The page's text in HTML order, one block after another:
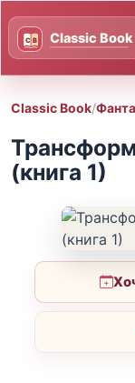
Classic Book/
(книга 1)